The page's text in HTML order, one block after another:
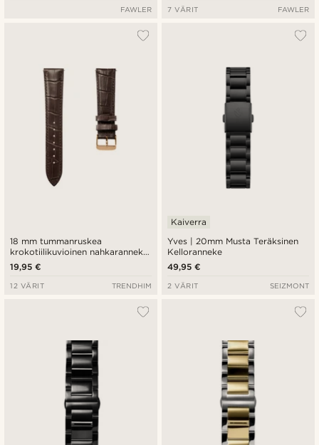
FAWLER 7 VÄRIT FAWLER
18 mm tummanruskea
krokotiilikuvioinen nahkaranneke
ja ruusukullan värinen solki -
pikalukitus
19,95 €
12 VÄRIT TRENDHIM
Yves | 20mm Musta Teräksinen
Kelloranneke
Kaiverra
49,95 €
2 VÄRIT SEIZMONT